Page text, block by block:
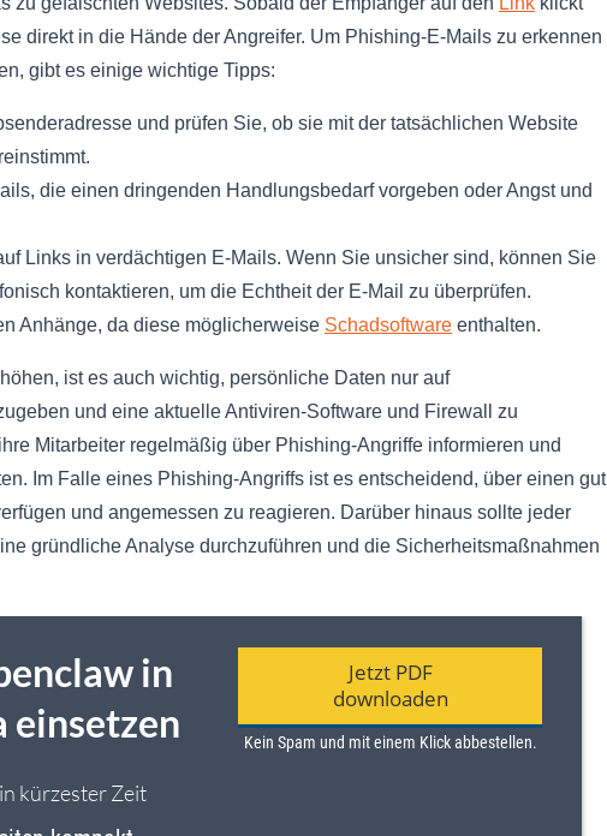
direkt in die Hände der Angreifer. Um Phishing-E-Mails zu erkennen
gibt es einige wichtige Tipps:
und prüfen Sie, ob sie mit der tatsächlichen Website
die einen dringenden Handlungsbedarf vorgeben oder Angst und
Links in verdächtigen E-Mails. Wenn Sie unsicher sind, können Sie
kontaktieren, um die Echtheit der E-Mail zu überprüfen.
Anhänge, da diese möglicherweise Schadsoftware enthalten.
ist es auch wichtig, persönliche Daten nur auf
und eine aktuelle Antiviren-Software und Firewall zu
Mitarbeiter regelmäßig über Phishing-Angriffe informieren und
Im Falle eines Phishing-Angriffs ist es entscheidend, über einen gut
und angemessen zu reagieren. Darüber hinaus sollte jeder
gründliche Analyse durchzuführen und die Sicherheitsmaßnahmen